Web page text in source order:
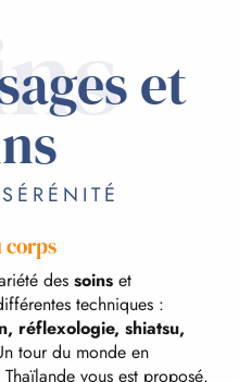
et
corps
des soins et
techniques :
réflexologie, shiatsu,
tour du monde en
vous est proposé.